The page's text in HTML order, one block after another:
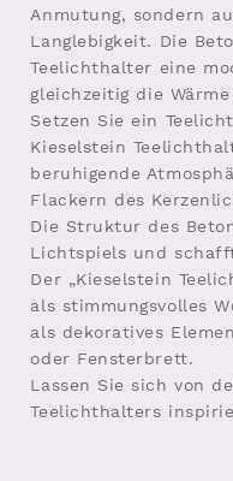
Anmutung, sondern
Langlebigkeit. Die
Teelichthalter eine
gleichzeitig die
Setzen Sie ein
Kieselstein
beruhigende
Flackern des
Die Struktur des
Lichtspiels und
Der „Kieselstein
als stimmungsvolles
als dekoratives
oder Fensterbrett.
Lassen Sie sich von
Teelichthalters